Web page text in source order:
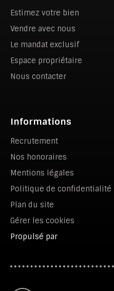
Estimez votre bien
Vendre avec nous
Le mandat exclusif
Espace propriétaire
Nous contacter
Informations
Recrutement
Nos honoraires
Mentions légales
Politique de confidentialité
Plan du site
Gérer les cookies
Propulsé par